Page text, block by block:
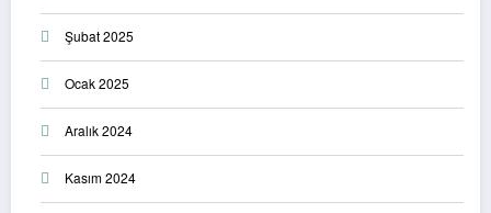
Şubat 2025
Ocak 2025
Aralık 2024
Kasım 2024